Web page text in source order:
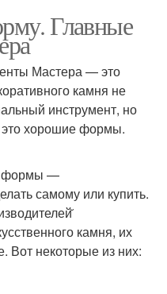
Главные
Мастера — это
камня не
инструмент, но
это хорошие формы.
формы —
самому или купить.
камня, их
Вот некоторые из них: